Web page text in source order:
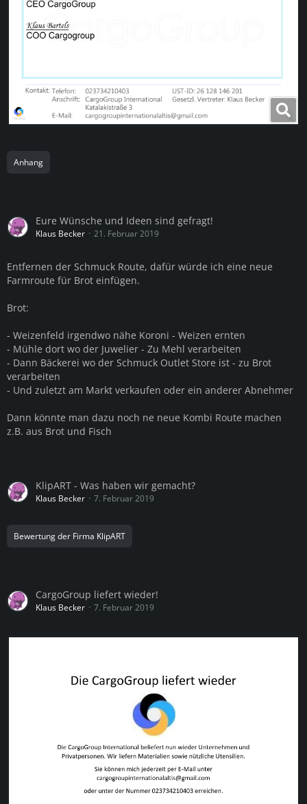
Anhang
Eure Wünsche und Ideen sind gefragt!
Klaus Becker 21. Februar 2019
Entfernen der Schmuck Route, dafür würde ich eine neue
Farmroute für Brot einfügen.
Brot:
- Weizenfeld irgendwo nähe Koroni - Weizen ernten
- Mühle dort wo der Juwelier - Zu Mehl verarbeiten
- Dann Bäckerei wo der Schmuck Outlet Store ist - zu Brot
verarbeiten
- Und zuletzt am Markt verkaufen oder ein anderer Abnehmer
Dann könnte man dazu noch ne neue Kombi Route machen
z.B. aus Brot und Fisch
KlipART - Was haben wir gemacht?
Klaus Becker 7. Februar 2019
Bewertung der Firma KlipART
CargoGroup liefert wieder!
Klaus Becker 7. Februar 2019